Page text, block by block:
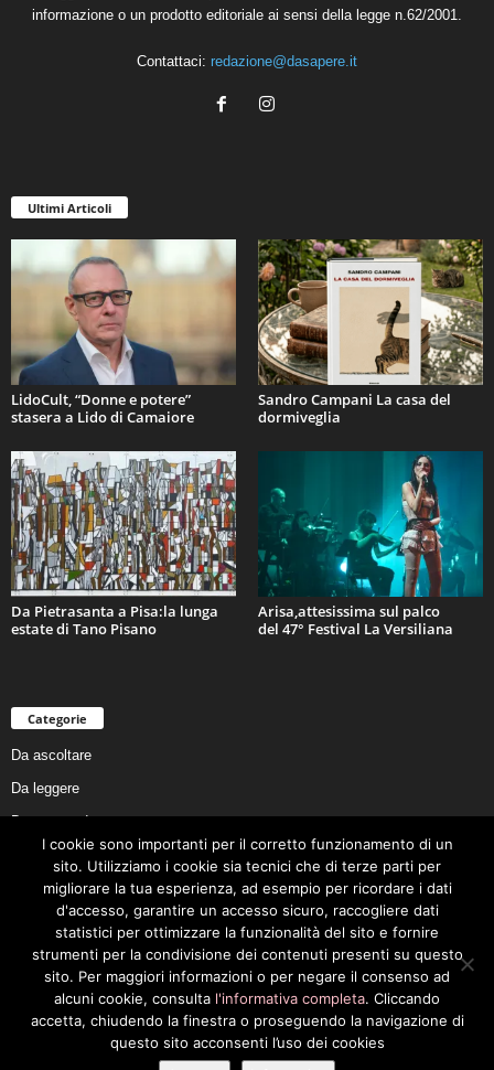
informazione o un prodotto editoriale ai sensi della legge n.62/2001.
Contattaci: redazione@dasapere.it
Ultimi Articoli
LidoCult, “Donne e potere”
stasera a Lido di Camaiore
Sandro Campani La casa del
dormiveglia
Da Pietrasanta a Pisa:la lunga
estate di Tano Pisano
Arisa,attesissima sul palco
del 47° Festival La Versiliana
Categorie
Da ascoltare
Da leggere
Da non perdere
Da conoscere
Da preservare
Da vivere
Cookie Policy
Privacy Policy Cookie Policy
I cookie sono importanti per il corretto funzionamento di un
sito. Utilizziamo i cookie sia tecnici che di terze parti per
migliorare la tua esperienza, ad esempio per ricordare i dati
d'accesso, garantire un accesso sicuro, raccogliere dati
statistici per ottimizzare la funzionalità del sito e fornire
strumenti per la condivisione dei contenuti presenti su questo
sito. Per maggiori informazioni o per negare il consenso ad
alcuni cookie, consulta l'informativa completa. Cliccando
accetta, chiudendo la finestra o proseguendo la navigazione di
questo sito acconsenti l’uso dei cookies